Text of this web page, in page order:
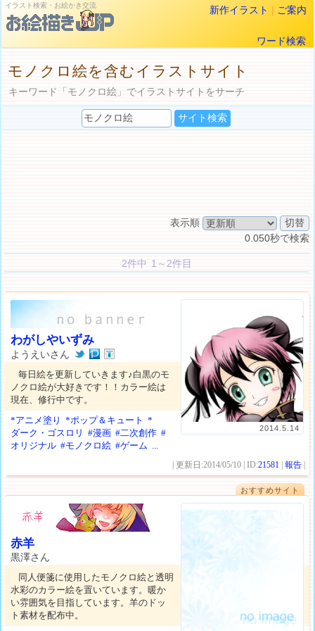
イラスト検索・お絵かき交流 新作イラスト | ご案内
ワード検索
モノクロ絵を含むイラストサイト
キーワード「モノクロ絵」でイラストサイトをサーチ
表示順
0.050秒で検索
2件中 1～2件目
2014.5.14
わがしやいずみ
ようえいさん
毎日絵を更新していきます♪白黒のモ
ノクロ絵が大好きです！！カラー絵は
現在、修行中です。
*アニメ塗り
*ポップ＆キュート
*
ダーク・ゴスロリ
#漫画 #二次創作 #
オリジナル #モノクロ絵 #ゲーム ...
| 更新日:2014/05/10 | ID:21581 |報告
おすすめサイト
赤羊
黒澤さん
同人便箋に使用したモノクロ絵と透明
水彩のカラー絵を置いています。暖か
い雰囲気を目指しています。羊のドッ
ト素材を配布中。